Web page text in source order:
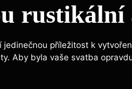
rustikální
příležitost k
Aby byla vaše svatba